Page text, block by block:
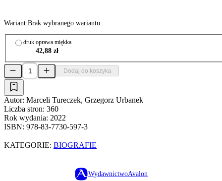
Wariant:Brak wybranego wariantu
druk oprawa miękka
42,88 zł
Dodaj do koszyka
Autor: Marceli Tureczek, Grzegorz Urbanek
Liczba stron: 360
Rok wydania: 2022
ISBN: 978-83-7730-597-3
KATEGORIE: BIOGRAFIE
WydawnictwoAvalon